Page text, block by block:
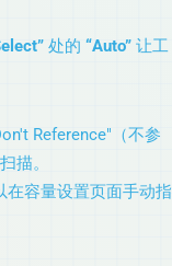
处的 “Auto” 让工
Reference"（不参
描。
在容量设置页面手动指